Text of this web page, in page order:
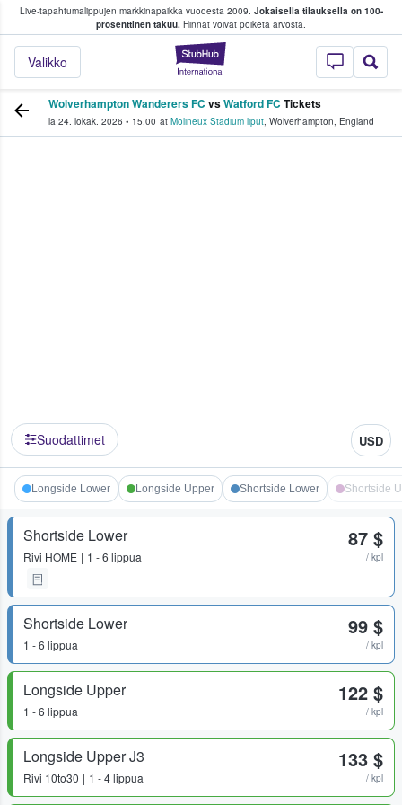
Live-tapahtumalippujen markkinapaikka vuodesta 2009. Jokaisella tilauksella on 100-
prosenttinen takuu. Hinnat voivat poiketa arvosta.
StubHub -
Valikko
fanit ostavat ja myyvät lippuja
Wolverhampton Wanderers FC vsWatford FC Tickets
la 24. lokak. 2026 • 15.00 at Molineux Stadium liput, Wolverhampton, England
Suodattimet USD
Longside Lower Longside Upper Shortside Lower Shortside
Shortside Lower
Rivi HOME 1 - 6 lippua
87 $
/ kpl
Shortside Lower
1 - 6 lippua
99 $
/ kpl
Longside Upper
1 - 6 lippua
122 $
/ kpl
Longside Upper J3
Rivi 10to30 1 - 4 lippua
133 $
/ kpl